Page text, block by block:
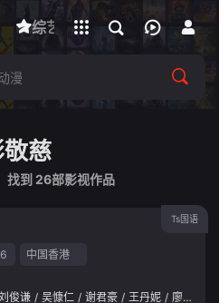
综艺 动漫 短剧
端
立即登录
慈
找到 26部影视作品
Ts国语
中国香港
俊谦 / 吴慷仁 / 谢君豪 / 王丹妮 / 廖子妤